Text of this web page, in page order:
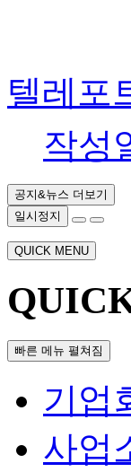
텔레포
작성
공지&뉴스 더보기
일시정지
QUICK MENU
빠른 메뉴 펼쳐짐
기업
사업